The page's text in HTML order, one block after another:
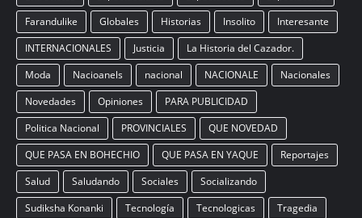
Farandulike
Globales Historias Insolito
Interesante
INTERNACIONALES
Justicia
La Historia del Cazador.
Moda
Nacioanels nacional NACIONALE
Nacionales
Novedades
Opiniones
PARA PUBLICIDAD
Politica Nacional
PROVINCIALES
QUE NOVEDAD
QUE PASA EN BOHECHIO
QUE PASA EN YAQUE
Reportajes
Salud
Saludando Sociales
Socializando
Sudiksha Konanki
Tecnología Tecnologicas
Tragedia